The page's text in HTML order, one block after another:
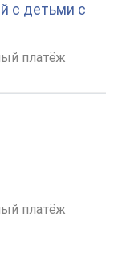
с детьми с
платёж
платёж